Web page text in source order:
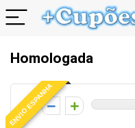
Homologada
ENVIO ESPANHA
0